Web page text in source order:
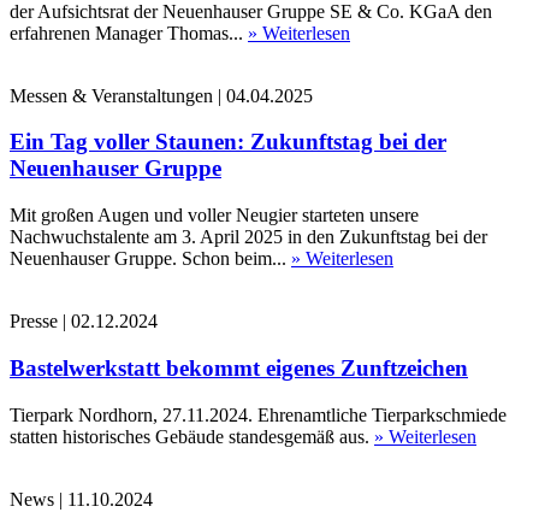
der Aufsichtsrat der Neuenhauser Gruppe SE & Co. KGaA den
erfahrenen Manager Thomas... » Weiterlesen
Messen & Veranstaltungen | 04.04.2025
Ein Tag voller Staunen: Zukunftstag bei der
Neuenhauser Gruppe
Mit großen Augen und voller Neugier starteten unsere
Nachwuchstalente am 3. April 2025 in den Zukunftstag bei der
Neuenhauser Gruppe. Schon beim... » Weiterlesen
Presse | 02.12.2024
Bastelwerkstatt bekommt eigenes Zunftzeichen
Tierpark Nordhorn, 27.11.2024. Ehrenamtliche Tierparkschmiede
statten historisches Gebäude standesgemäß aus. » Weiterlesen
News | 11.10.2024